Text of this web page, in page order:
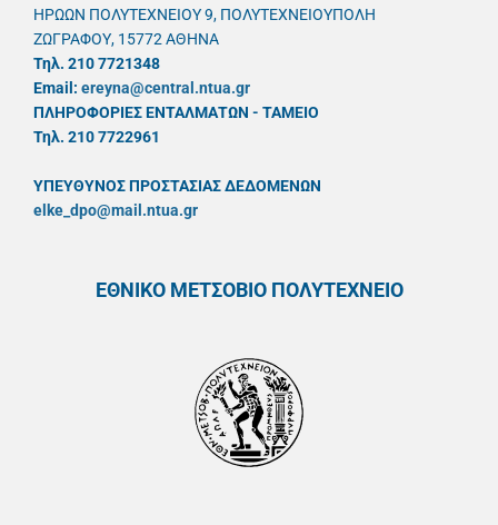
ΗΡΩΩΝ ΠΟΛΥΤΕΧΝΕΙΟΥ 9, ΠΟΛΥΤΕΧΝΕΙΟΥΠΟΛΗ
ΖΩΓΡΑΦΟΥ, 15772 ΑΘΗΝΑ
Τηλ. 210 7721348
Email: ereyna@central.ntua.gr
ΠΛΗΡΟΦΟΡΙΕΣ ΕΝΤΑΛΜΑΤΩΝ - ΤΑΜΕΙΟ
Τηλ. 210 7722961
ΥΠΕΥΘYΝΟΣ ΠΡΟΣΤΑΣΙΑΣ ΔΕΔΟΜΕΝΩΝ
elke_dpo@mail.ntua.gr
ΕΘΝΙΚΟ ΜΕΤΣΟΒΙΟ ΠΟΛΥΤΕΧΝΕΙΟ